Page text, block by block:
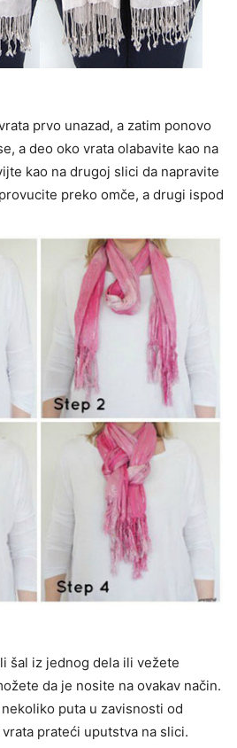
prvo unazad, a zatim ponovo
a deo oko vrata olabavite kao na
kao na drugoj slici da napravite
preko omče, a drugi ispod
šal iz jednog dela ili vežete
da je nosite na ovakav način.
puta u zavisnosti od
prateći uputstva na slici.